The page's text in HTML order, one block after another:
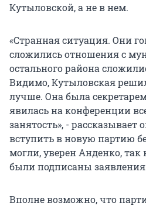
Кутыловской, а не в нем.
«Странная ситуация. Они
сложились отношения с
остального района
Видимо, Кутыловская
лучше. Она была секретарем
явилась на конференции
занятость», -
вступить в новую партию
могли, уверен Анденко, так
были подписаны заявления
Вполне возможно, что